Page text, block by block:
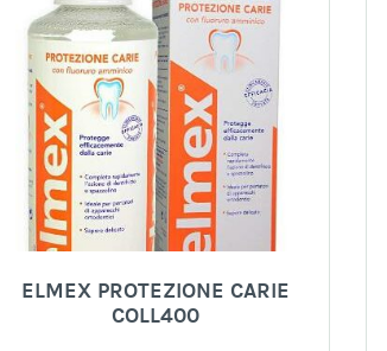
ELMEX PROTEZIONE CARIE
COLL400